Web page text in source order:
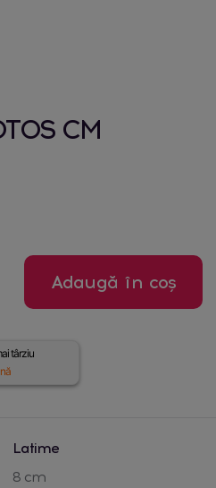
CM
Adaugă în coș
târziu
Latime
8 cm